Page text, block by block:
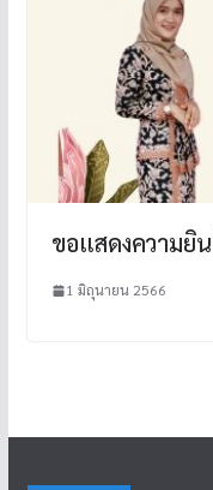
ขอแสดงความยิ
1 มิถุนายน 2566